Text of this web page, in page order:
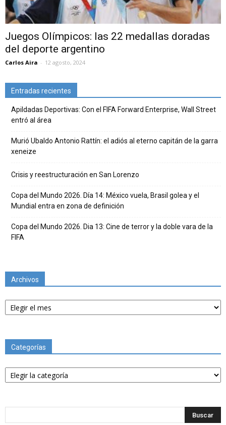
Juegos Olímpicos: las 22 medallas doradas
del deporte argentino
Carlos Aira - 12 agosto, 2024
Entradas recientes
Apildadas Deportivas: Con el FIFA Forward Enterprise, Wall Street
entró al área
Murió Ubaldo Antonio Rattín: el adiós al eterno capitán de la garra
xeneize
Crisis y reestructuración en San Lorenzo
Copa del Mundo 2026. Día 14: México vuela, Brasil golea y el
Mundial entra en zona de definición
Copa del Mundo 2026. Dia 13: Cine de terror y la doble vara de la
FIFA
Archivos
Archivos
Categorías
Categorías